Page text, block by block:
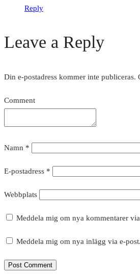
Reply
Leave a Reply
Din e-postadress kommer inte publiceras.
Comment
Namn *
E-postadress *
Webbplats
Meddela mig om nya kommentarer
Meddela mig om nya inlägg via e-post.